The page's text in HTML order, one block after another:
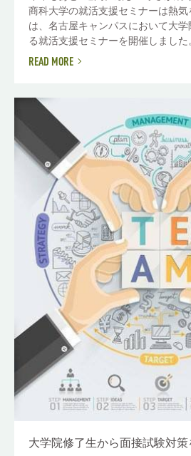
商科大学の就活支援セミナーは熱
は、名古屋キャンパスにおいて大
る就活支援セミナーを開催しました
READ MORE
大学院修了生から面接試験対